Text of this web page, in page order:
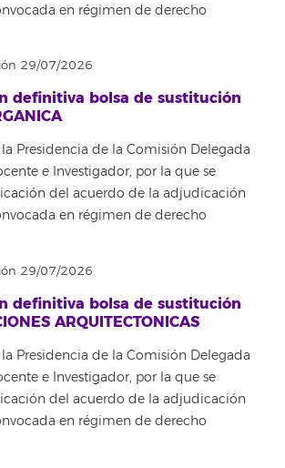
en régimen de derecho
29/07/2026
definitiva bolsa de sustitución
Presidencia de la Comisión Delegada
e Investigador, por la que se
del acuerdo de la adjudicación
en régimen de derecho
29/07/2026
definitiva bolsa de sustitución
ARQUITECTONICAS
Presidencia de la Comisión Delegada
e Investigador, por la que se
del acuerdo de la adjudicación
en régimen de derecho